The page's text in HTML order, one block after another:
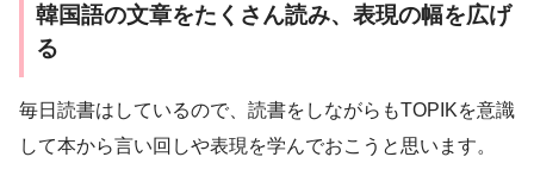
韓国語の文章をたくさん読み、表現の幅を広げ
る
毎日読書はしているので、読書をしながらもTOPIKを意識
して本から言い回しや表現を学んでおこうと思います。